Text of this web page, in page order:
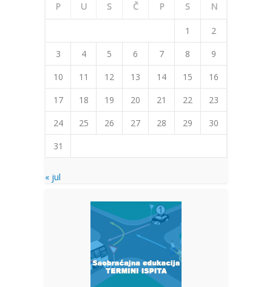
P U S Č P S N
1
2
3
4 5 6 7 8
9
10
11 12 13 14 15
16
17
18 19 20 21 22
23
24
25 26 27 28 29
30
31
« jul